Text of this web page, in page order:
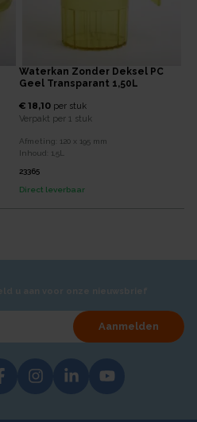
Waterkan Zonder Deksel PC
Geel Transparant 1,50L
€ 18,10 per stuk
Verpakt per 1 stuk
Afmeting: 120 x 195 mm
Inhoud:
1,5L
23365
Direct leverbaar
Aanmelden